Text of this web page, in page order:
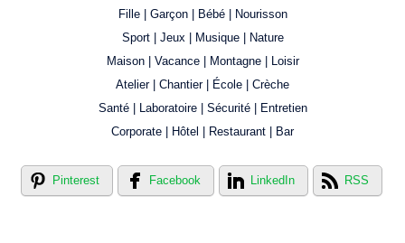
Fille | Garçon | Bébé | Nourisson
Sport | Jeux | Musique | Nature
Maison | Vacance | Montagne | Loisir
Atelier | Chantier | École | Crèche
Santé | Laboratoire | Sécurité | Entretien
Corporate | Hôtel | Restaurant | Bar
Pinterest Facebook LinkedIn RSS